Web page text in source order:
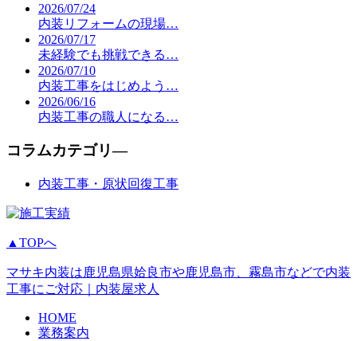
2026/07/24
内装リフォームの現場…
2026/07/17
未経験でも挑戦できる…
2026/07/10
内装工事をはじめよう…
2026/06/16
内装工事の職人になる…
コラムカテゴリ―
内装工事・原状回復工事
▲TOPへ
マサキ内装は鹿児島県姶良市や鹿児島市、霧島市などで内装
工事にご対応｜内装屋求人
HOME
業務案内